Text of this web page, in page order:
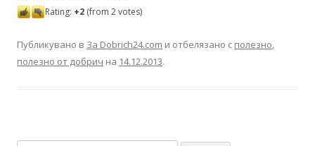
Rating: +2 (from 2 votes)
Публикувано в За Dobrich24.com и отбелязано с полезно,
полезно от добрич на 14.12.2013.